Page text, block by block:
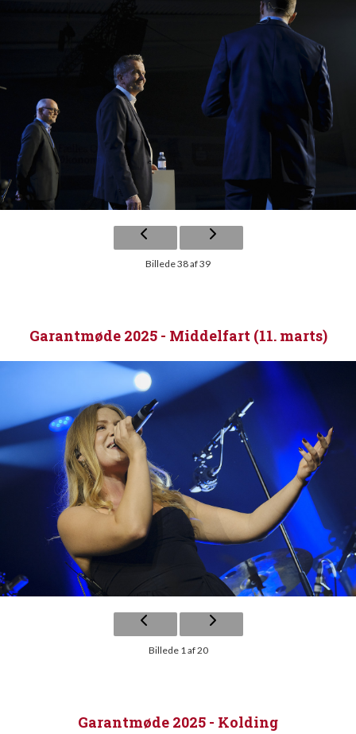
Billede 38 af 39
Garantmøde 2025 - Middelfart (11. marts)
Billede 1 af 20
Garantmøde 2025 - Kolding